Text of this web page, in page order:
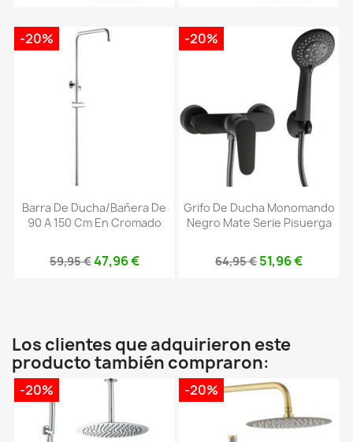
Barra De Ducha/bañera De
90 A 150 Cm En Cromado
59,95 €47,96 €
-20%
Grifo De Ducha Monomando
Negro Mate Serie Pisuerga
64,95 € 51,96 €
-20%
Los clientes que adquirieron este
producto también compraron:
-20% -20%